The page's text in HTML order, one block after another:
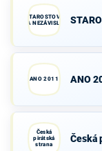
STAROSTOVÉ
A NEZÁVISLÍ
ANO 2011 ANO
Česká
pirátská
strana
Česká